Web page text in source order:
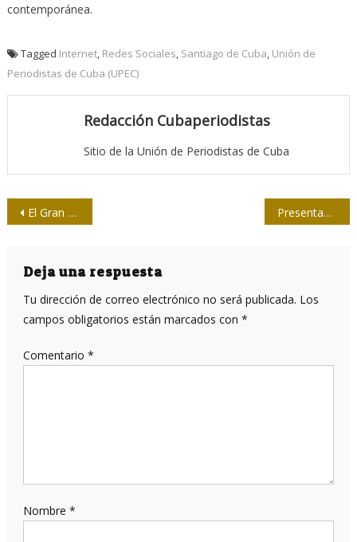
contemporánea.
Tagged Internet, Redes Sociales, Santiago de Cuba, Unión de
Periodistas de Cuba (UPEC)
Redacción Cubaperiodistas
Sitio de la Unión de Periodistas de Cuba
Navegación
entradas
El Gran Caribe: modelo de unidad e integración Presentan en Santiago de Cuba libro digital en saludo al Día de la Prensa
Deja una respuesta
Tu dirección de correo electrónico no será publicada. Los
campos obligatorios están marcados con *
Comentario *
Nombre *